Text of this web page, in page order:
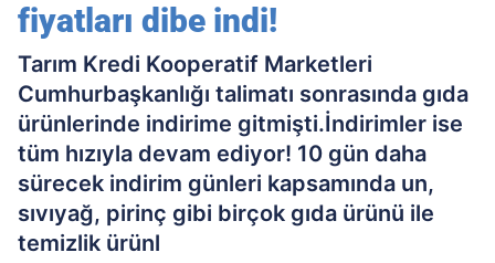
fiyatları dibe indi!
Tarım Kredi Kooperatif Marketleri
Cumhurbaşkanlığı talimatı sonrasında gıda
ürünlerinde indirime gitmişti.İndirimler ise
tüm hızıyla devam ediyor! 10 gün daha
sürecek indirim günleri kapsamında un,
sıvıyağ, pirinç gibi birçok gıda ürünü ile
temizlik ürünl